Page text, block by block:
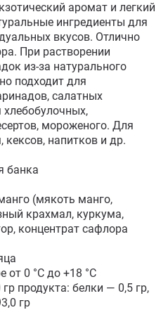
аромат и легкий
ингредиенты для
вкусов. Отлично
При растворении
из-за натурального
подходит для
салатных
мороженого. Для
напитков и др.
банка
(мякоть манго,
крахмал, куркума,
концентрат сафлора
от 0 °C до +18 °С
продукта: белки — 0,5 гр,
гр